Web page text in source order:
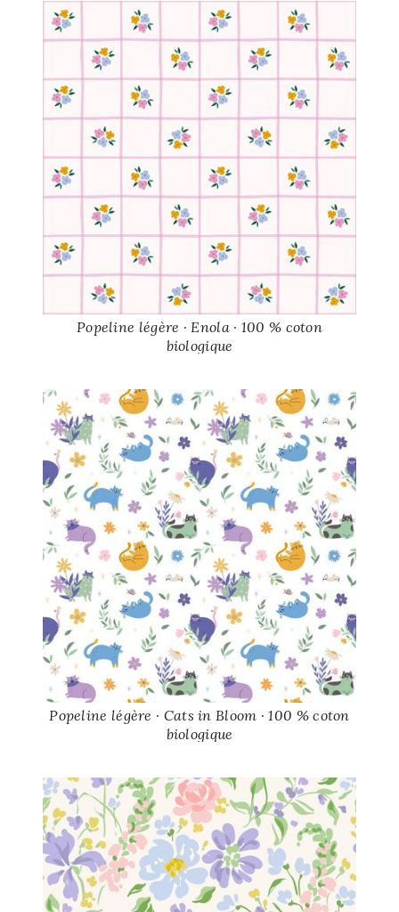
Popeline légère · Enola · 100 % coton
biologique
Popeline légère · Cats in Bloom · 100 % coton
biologique